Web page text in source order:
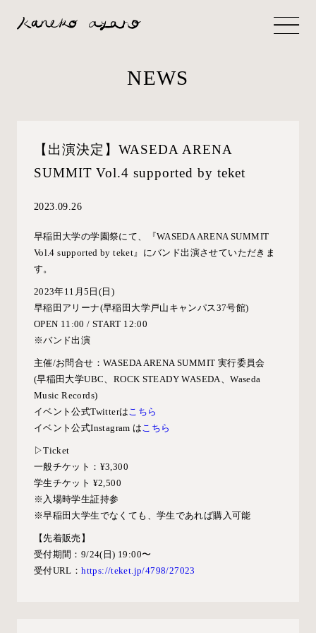
NEWS
【出演決定】WASEDA ARENA
SUMMIT Vol.4 supported by teket
2023.09.26
早稲田大学の学園祭にて、『WASEDA ARENA SUMMIT
Vol.4 supported by teket』 にバンド出演させていただきま
す。
2023年11月5日(日)
早稲田アリーナ(早稲田大学戸山キャンパス37号館)
OPEN 11:00 / START 12:00
※バンド出演
主催/お問合せ： WASEDA ARENA SUMMIT 実行委員会
(早稲田大学UBC、ROCK STEADY WASEDA、Waseda
Music Records)
イベント公式Twitterは こちら
イベント公式Instagram は こちら
▷Ticket
一般チケット：¥3,300
学生チケット ¥2,500
※入場時学生証持参
※早稲田大学生でなくても、学生であれば購入可能
【先着販売】
受付期間： 9/24(日) 19:00〜
受付URL：https://teket.jp/4798/27023